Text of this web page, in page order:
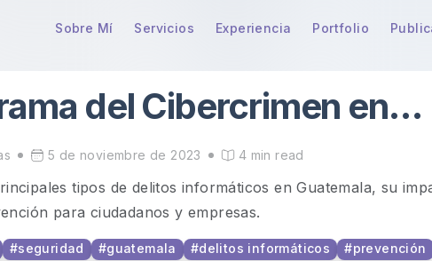
Sobre Mí Servicios Experiencia Portfolio
del Cibercrimen en
5 de noviembre de 2023 4 min read
tipos de delitos informáticos en Guatemala, su
para ciudadanos y empresas.
#seguridad #guatemala #delitos informáticos #prevención